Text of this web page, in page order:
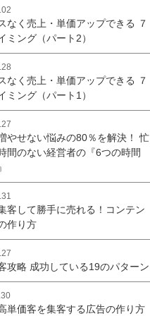
なく売上・単価アップできる ７
ミング（パート2）
なく売上・単価アップできる ７
ミング（パート1）
やせない悩みの80％を解決！ 忙
間のない経営者の『6つの時間
客して勝手に売れる！コンテン
作り方
攻略 成功している19のパターン
単価客を集客する広告の作り方